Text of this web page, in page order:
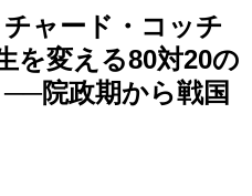
ャード・コッチ
を変える80対20の
院政期から戦国